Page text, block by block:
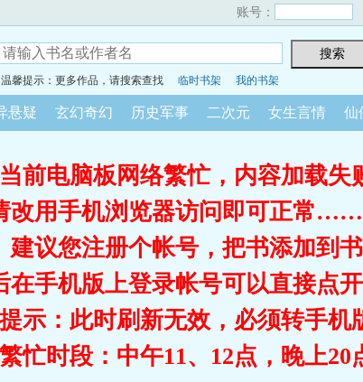
账号：
温馨提示：更多作品，请搜索查找 临时书架 我的书架
悬疑 玄幻奇幻 历史军事 二次元 女生言情 仙
当前电脑板网络繁忙，内容加载
改用手机浏览器访问即可正常
建议您注册个帐号，把书添加到书
在手机版上登录帐号可以直接点
提示：此时刷新无效，必须转手机
繁忙时段：中午11、12点，晚上20